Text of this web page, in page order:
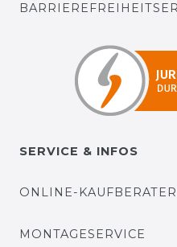
SERVICE & INFOS
ONLINE-KAUFBERATER
MONTAGESERVICE